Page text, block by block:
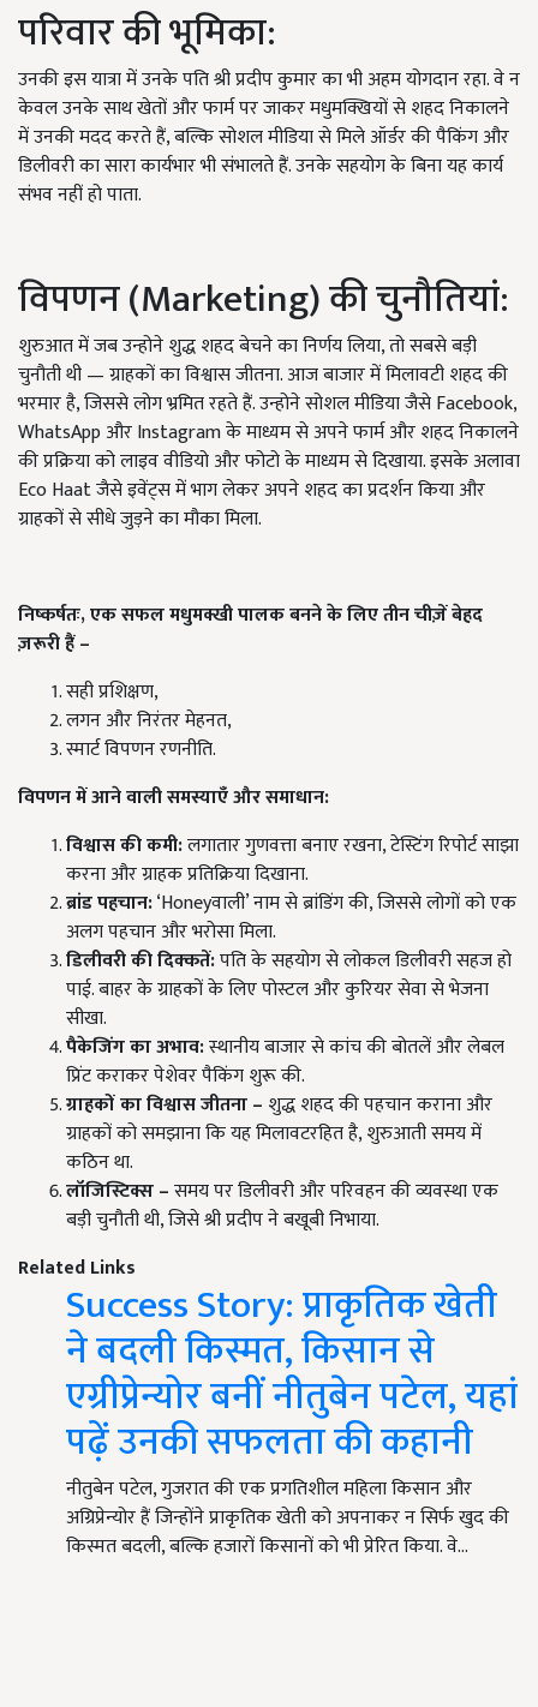
परिवार की भूमिका:
उनकी इस यात्रा में उनके पति श्री प्रदीप कुमार का भी अहम योगदान रहा. वे न
केवल उनके साथ खेतों और फार्म पर जाकर मधुमक्खियों से शहद निकालने
में उनकी मदद करते हैं, बल्कि सोशल मीडिया से मिले ऑर्डर की पैकिंग और
डिलीवरी का सारा कार्यभार भी संभालते हैं. उनके सहयोग के बिना यह कार्य
संभव नहीं हो पाता.
विपणन (Marketing) की चुनौतियां:
शुरुआत में जब उन्होने शुद्ध शहद बेचने का निर्णय लिया, तो सबसे बड़ी
चुनौती थी — ग्राहकों का विश्वास जीतना. आज बाजार में मिलावटी शहद की
भरमार है, जिससे लोग भ्रमित रहते हैं. उन्होने सोशल मीडिया जैसे Facebook,
WhatsApp और Instagram के माध्यम से अपने फार्म और शहद निकालने
की प्रक्रिया को लाइव वीडियो और फोटो के माध्यम से दिखाया. इसके अलावा
Eco Haat जैसे इवेंट्स में भाग लेकर अपने शहद का प्रदर्शन किया और
ग्राहकों से सीधे जुड़ने का मौका मिला.
निष्कर्षतः, एक सफल मधुमक्खी पालक बनने के लिए तीन चीज़ें बेहद
ज़रूरी हैं –
सही प्रशिक्षण,
लगन और निरंतर मेहनत,
स्मार्ट विपणन रणनीति.
विपणन में आने वाली समस्याएँ और समाधान:
विश्वास की कमी:लगातार गुणवत्ता बनाए रखना, टेस्टिंग रिपोर्ट साझा
करना और ग्राहक प्रतिक्रिया दिखाना.
ब्रांड पहचान:‘Honeyवाली’ नाम से ब्रांडिंग की, जिससे लोगों को एक
अलग पहचान और भरोसा मिला.
डिलीवरी की दिक्कतें:पति के सहयोग से लोकल डिलीवरी सहज हो
पाई. बाहर के ग्राहकों के लिए पोस्टल और कुरियर सेवा से भेजना
सीखा.
पैकेजिंग का अभाव:स्थानीय बाजार से कांच की बोतलें और लेबल
प्रिंट कराकर पेशेवर पैकिंग शुरू की.
ग्राहकों का विश्वास जीतना – शुद्ध शहद की पहचान कराना और
ग्राहकों को समझाना कि यह मिलावटरहित है, शुरुआती समय में
कठिन था.
लॉजिस्टिक्स –समय पर डिलीवरी और परिवहन की व्यवस्था एक
बड़ी चुनौती थी, जिसे श्री प्रदीप ने बखूबी निभाया.
Related Links
Success Story: प्राकृतिक खेती
ने बदली किस्मत, किसान से
एग्रीप्रेन्योर बनीं नीतुबेन पटेल, यहां
पढ़ें उनकी सफलता की कहानी
नीतुबेन पटेल, गुजरात की एक प्रगतिशील महिला किसान और
अग्रिप्रेन्योर हैं जिन्होंने प्राकृतिक खेती को अपनाकर न सिर्फ खुद की
किस्मत बदली, बल्कि हजारों किसानों को भी प्रेरित किया. वे…